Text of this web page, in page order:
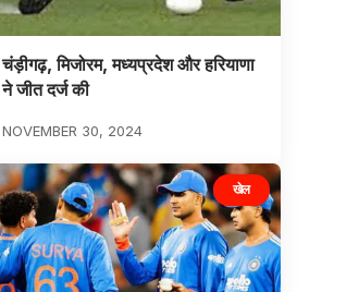
चंड़ीगढ़, मिजोरम, मध्यप्रदेश और हरियाणा
ने जीत दर्ज की
NOVEMBER 30, 2024
खेल